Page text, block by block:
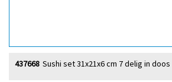
Sushi set 31x21x6 cm 7 delig in doos
437668